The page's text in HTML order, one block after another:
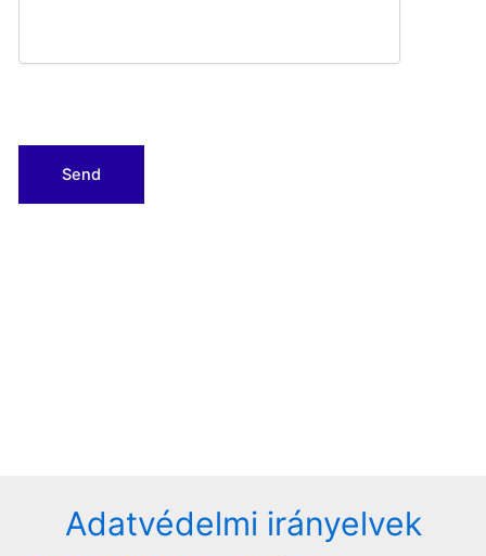
Adatvédelmi irányelvek